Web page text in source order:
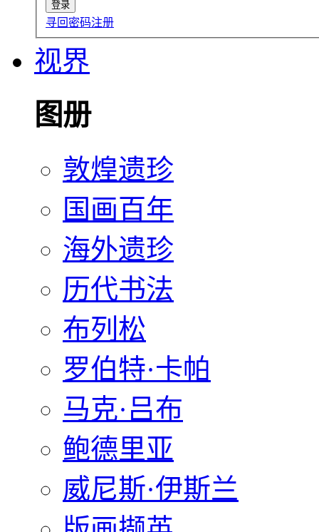
寻回密码注册
视界
图册
敦煌遗珍
国画百年
海外遗珍
历代书法
布列松
罗伯特·卡帕
马克·吕布
鲍德里亚
威尼斯·伊斯兰